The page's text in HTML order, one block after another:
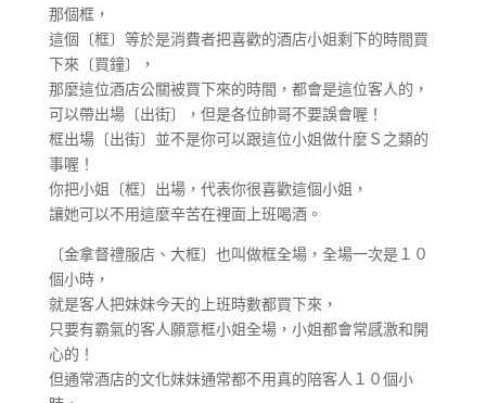
那個框，
這個〔框〕等於是消費者把喜歡的酒店小姐剩下的時間買
下來〔買鐘〕，
那麼這位酒店公關被買下來的時間，都會是這位客人的，
可以帶出場〔出街〕，但是各位帥哥不要誤會喔！
框出場〔出街〕並不是你可以跟這位小姐做什麼Ｓ之類的
事喔！
你把小姐〔框〕出場，代表你很喜歡這個小姐，
讓她可以不用這麼辛苦在裡面上班喝酒。
〔金拿督禮服店、大框〕也叫做框全場，全場一次是１０
個小時，
就是客人把妹妹今天的上班時數都買下來，
只要有霸氣的客人願意框小姐全場，小姐都會常感激和開
心的！
但通常酒店的文化妹妹通常都不用真的陪客人１０個小